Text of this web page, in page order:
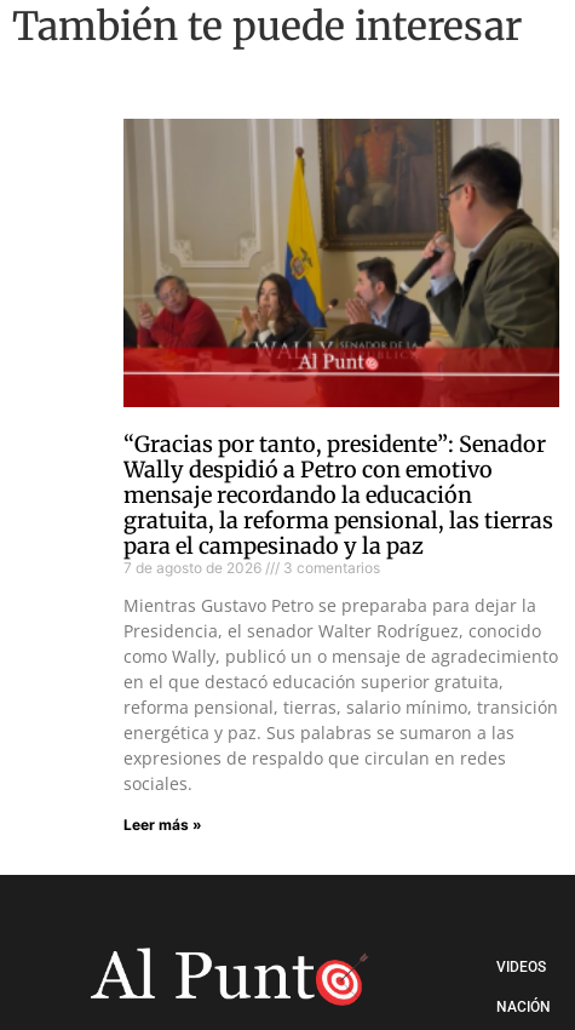
También te puede interesar
“Gracias por tanto, presidente”: Senador
Wally despidió a Petro con emotivo
mensaje recordando la educación
gratuita, la reforma pensional, las tierras
para el campesinado y la paz
7 de agosto de 2026 3 comentarios
Mientras Gustavo Petro se preparaba para dejar la
Presidencia, el senador Walter Rodríguez, conocido
como Wally, publicó un o mensaje de agradecimiento
en el que destacó educación superior gratuita,
reforma pensional, tierras, salario mínimo, transición
energética y paz. Sus palabras se sumaron a las
expresiones de respaldo que circulan en redes
sociales.
Leer más »
VIDEOS
NACIÓN